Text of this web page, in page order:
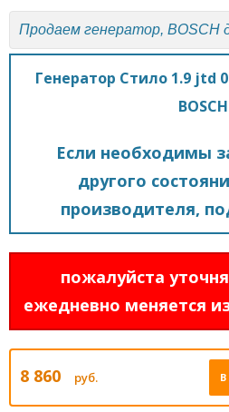
Продаем генератор, BOSCH
Генератор Стило 1.9 jtd
BOSCH
Если необходимы
другого
производителя,
пожалуйста
ежедневно меняется
8 860 руб.